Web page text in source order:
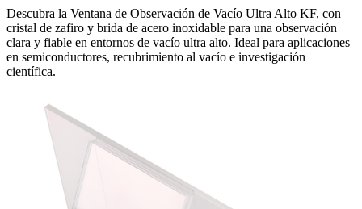
Descubra la Ventana de Observación de Vacío Ultra Alto KF, con
cristal de zafiro y brida de acero inoxidable para una observación
clara y fiable en entornos de vacío ultra alto. Ideal para aplicaciones
en semiconductores, recubrimiento al vacío e investigación
científica.